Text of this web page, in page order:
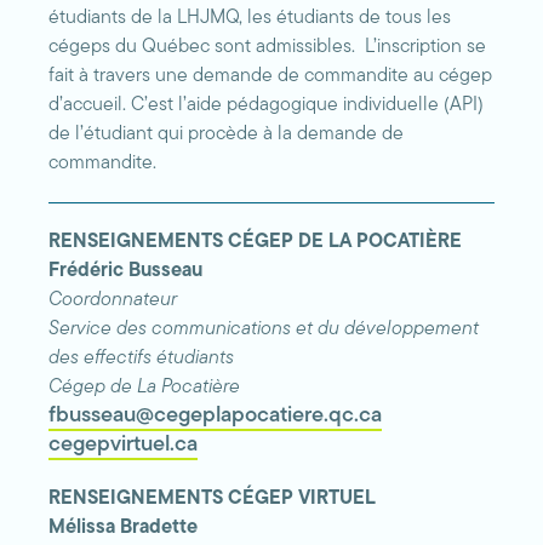
étudiants de la LHJMQ, les étudiants de tous les
cégeps du Québec sont admissibles. L’inscription se
fait à travers une demande de commandite au cégep
d’accueil. C’est l’aide pédagogique individuelle (API)
de l’étudiant qui procède à la demande de
commandite.
RENSEIGNEMENTS CÉGEP DE LA POCATIÈRE
Frédéric Busseau
Coordonnateur
Service des communications et du développement
des effectifs étudiants
Cégep de La Pocatière
fbusseau@cegeplapocatiere.qc.ca
cegepvirtuel.ca
RENSEIGNEMENTS CÉGEP VIRTUEL
Mélissa Bradette